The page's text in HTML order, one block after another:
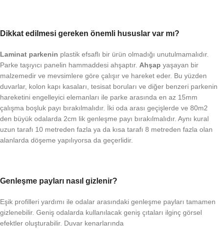
Dikkat edilmesi gereken önemli hususlar var mı?
Laminat parkenin plastik efsaflı bir ürün olmadığı unutulmamalıdır.
Parke taşıyıcı panelin hammaddesi ahşaptır. Ahşap yaşayan bir
malzemedir ve mevsimlere göre çalışır ve hareket eder. Bu yüzden
duvarlar, kolon kapı kasaları, tesisat boruları ve diğer benzeri parkenin
hareketini engelleyici elemanları ile parke arasında en az 15mm
çalışma boşluk payı bırakılmalıdır. İki oda arası geçişlerde ve 80m2
den büyük odalarda 2cm lik genleşme payı bırakılmalıdır. Aynı kural
uzun tarafı 10 metreden fazla ya da kısa tarafı 8 metreden fazla olan
alanlarda döşeme yapılıyorsa da geçerlidir.
Genleşme payları nasıl gizlenir?
Eşik profilleri yardımı ile odalar arasındaki genleşme payları tamamen
gizlenebilir. Geniş odalarda kullanılacak geniş çıtaları ilginç görsel
efektler oluşturabilir. Duvar kenarlarında